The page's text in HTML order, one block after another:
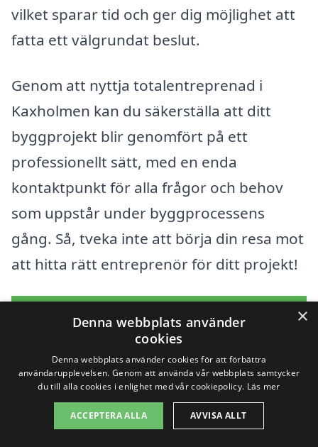
vilket sparar tid och ger dig möjlighet att
fatta ett välgrundat beslut.
Genom att nyttja totalentreprenad i
Kaxholmen kan du säkerställa att ditt
byggprojekt blir genomfört på ett
professionellt sätt, med en enda
kontaktpunkt för alla frågor och behov
som uppstår under byggprocessens
gång. Så, tveka inte att börja din resa mot
att hitta rätt entreprenör för ditt projekt!
Få 3 erbjudanden, gratis och utan
Vad hjälper till att
×
Denna webbplats använder
cookies
Denna webbplats använder cookies för att förbättra
användarupplevelsen. Genom att använda vår webbplats samtycker
du till alla cookies i enlighet med vår cookiepolicy. Läs mer
ACCEPTERA ALLA AVVISA ALLT